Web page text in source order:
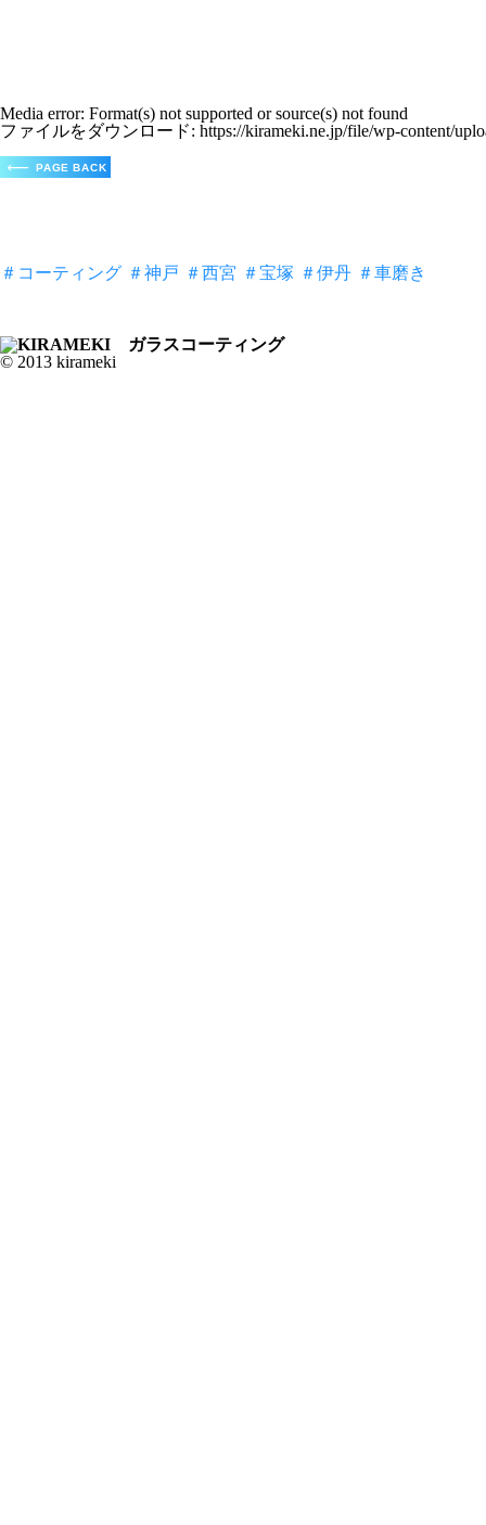
Media error: Format(s) not supported or source(s) not found
ファイルをダウンロード: https://kirameki.ne.jp/file/wp-content/
00:00
＃コーティング ＃神戸 ＃西宮 ＃宝塚 ＃伊丹 ＃車磨き
© 2013 kirameki